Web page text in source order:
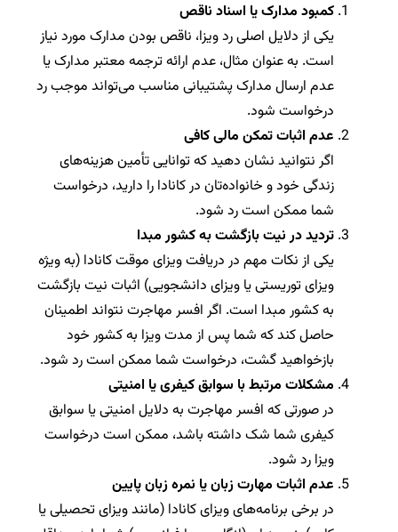
کمبود مدارک یا اسناد ناقص
یکی از دلایل اصلی رد ویزا، ناقص بودن مدارک مورد نیاز
است. به عنوان مثال، عدم ارائه ترجمه معتبر مدارک یا
عدم ارسال مدارک پشتیبانی مناسب می‌تواند موجب رد
درخواست شود.
عدم اثبات تمکن مالی کافی
اگر نتوانید نشان دهید که توانایی تأمین هزینه‌های
زندگی خود و خانواده‌تان در کانادا را دارید، درخواست
شما ممکن است رد شود.
تردید در نیت بازگشت به کشور مبدا
یکی از نکات مهم در دریافت ویزای موقت کانادا (به ویژه
ویزای توریستی یا ویزای دانشجویی) اثبات نیت بازگشت
به کشور مبدا است. اگر افسر مهاجرت نتواند اطمینان
حاصل کند که شما پس از مدت ویزا به کشور خود
بازخواهید گشت، درخواست شما ممکن است رد شود.
مشکلات مرتبط با سوابق کیفری یا امنیتی
در صورتی که افسر مهاجرت به دلایل امنیتی یا سوابق
کیفری شما شک داشته باشد، ممکن است درخواست
ویزا رد شود.
عدم اثبات مهارت زبان یا نمره زبان پایین
در برخی برنامه‌های ویزای کانادا (مانند ویزای تحصیلی یا